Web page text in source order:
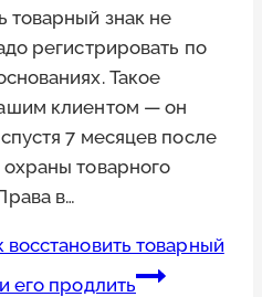
товарный знак не
регистрировать по
Такое
клиентом — он
7 месяцев после
товарного
в…
восстановить товарный
его продлить